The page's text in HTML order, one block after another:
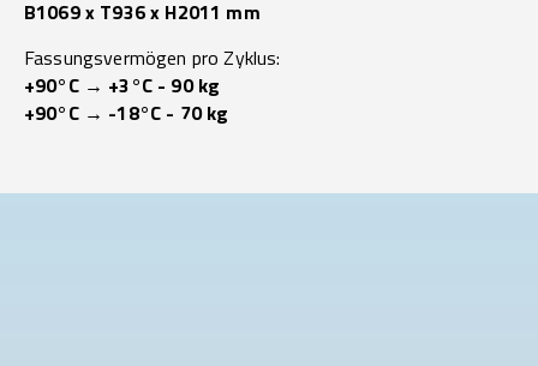
B1069 x T936 x H2011 mm
Fassungsvermögen pro Zyklus:
+90°C → +3°C - 90 kg
+90°C → -18°C - 70 kg